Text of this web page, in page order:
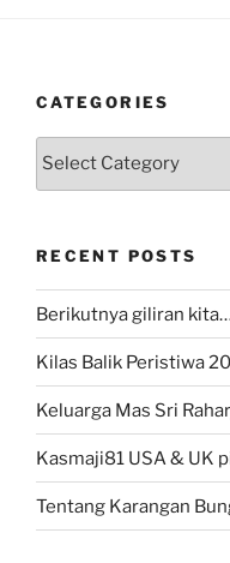
CATEGORIES
Categories
RECENT POSTS
Berikutnya giliran
Kilas Balik Peristiwa
Keluarga Mas Sri
Kasmaji81 USA & UK
Tentang Karangan